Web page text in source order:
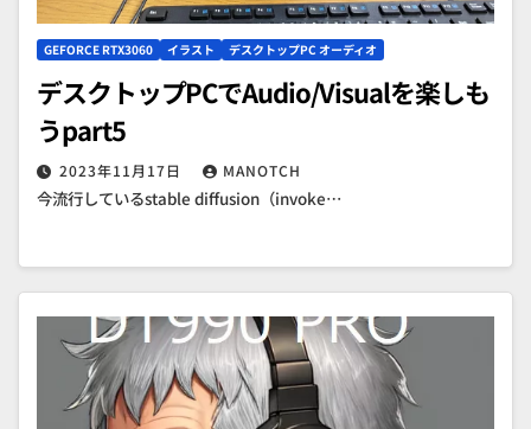
GEFORCE RTX3060 イラスト デスクトップPC オーディオ
デスクトップPCでAudio/Visualを楽しも
うpart5
2023年11月17日 MANOTCH
今流行しているstable diffusion（invoke…